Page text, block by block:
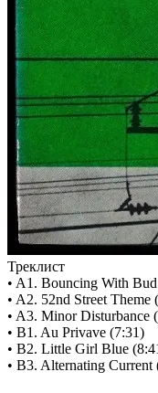
Треклист
• A1. Bouncing With
• A2. 52nd Street Theme
• A3. Minor Disturbance
• B1. Au Privave (7:31)
• B2. Little Girl Blue
• B3. Alternating Current